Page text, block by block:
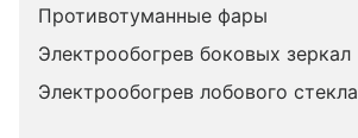
Противотуманные фары
Электрообогрев боковых зеркал
Электрообогрев лобового стекла